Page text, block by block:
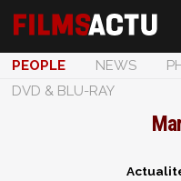
PEOPLE NEWS
DVD & BLU-RAY